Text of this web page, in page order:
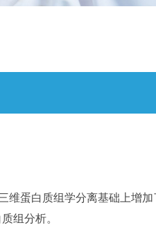
蛋白质组学分离基础上增
组分析。